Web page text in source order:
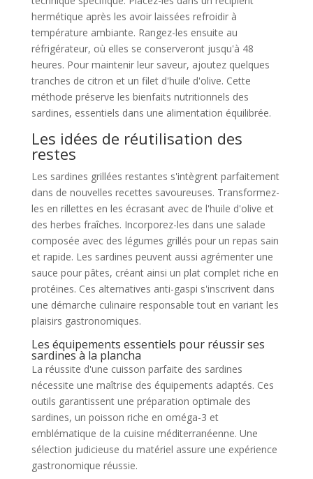
hermétique après les avoir laissées refroidir à
température ambiante. Rangez-les ensuite au
réfrigérateur, où elles se conserveront jusqu'à 48
heures. Pour maintenir leur saveur, ajoutez quelques
tranches de citron et un filet d'huile d'olive. Cette
méthode préserve les bienfaits nutritionnels des
sardines, essentiels dans une alimentation équilibrée.
Les idées de réutilisation des
restes
Les sardines grillées restantes s'intègrent parfaitement
dans de nouvelles recettes savoureuses. Transformez-
les en rillettes en les écrasant avec de l'huile d'olive et
des herbes fraîches. Incorporez-les dans une salade
composée avec des légumes grillés pour un repas sain
et rapide. Les sardines peuvent aussi agrémenter une
sauce pour pâtes, créant ainsi un plat complet riche en
protéines. Ces alternatives anti-gaspi s'inscrivent dans
une démarche culinaire responsable tout en variant les
plaisirs gastronomiques.
Les équipements essentiels pour réussir ses
sardines à la plancha
La réussite d'une cuisson parfaite des sardines
nécessite une maîtrise des équipements adaptés. Ces
outils garantissent une préparation optimale des
sardines, un poisson riche en oméga-3 et
emblématique de la cuisine méditerranéenne. Une
sélection judicieuse du matériel assure une expérience
gastronomique réussie.